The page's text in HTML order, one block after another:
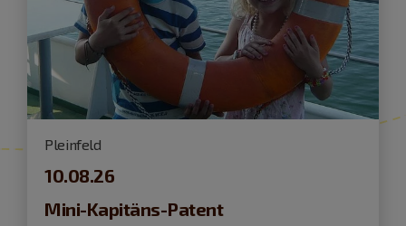
Pleinfeld
10.08.26
Mini-Kapitäns-Patent